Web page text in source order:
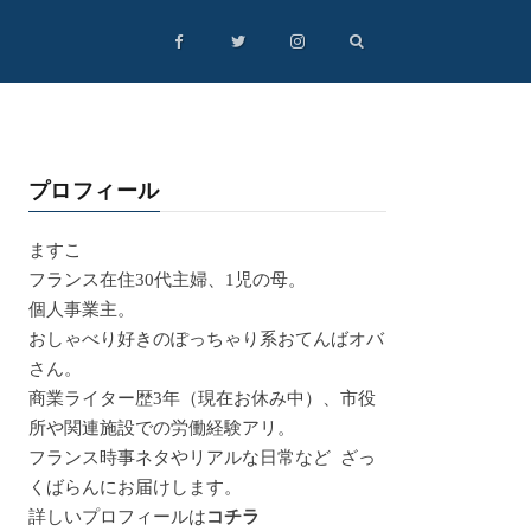
プロフィール
ますこ
フランス在住30代主婦、1児の母。
個人事業主。
おしゃべり好きのぽっちゃり系おてんばオバ
さん。
商業ライター歴3年（現在お休み中）、市役
所や関連施設での労働経験アリ。
フランス時事ネタやリアルな日常など ざっ
くばらんにお届けします。
詳しいプロフィールはコチラ